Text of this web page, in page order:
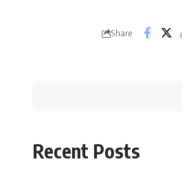
Share
Recent Posts